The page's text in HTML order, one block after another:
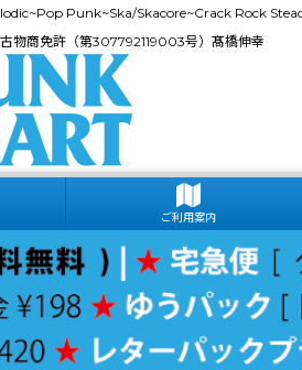
Punk~Ska/Skacore~Crack Rock
物商免許（第307792119003号）髙橋伸幸
ご利用案内